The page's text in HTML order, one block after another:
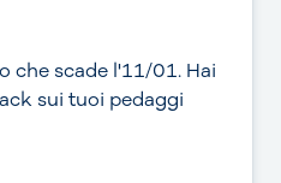
che scade l'11/01. Hai
sui tuoi pedaggi